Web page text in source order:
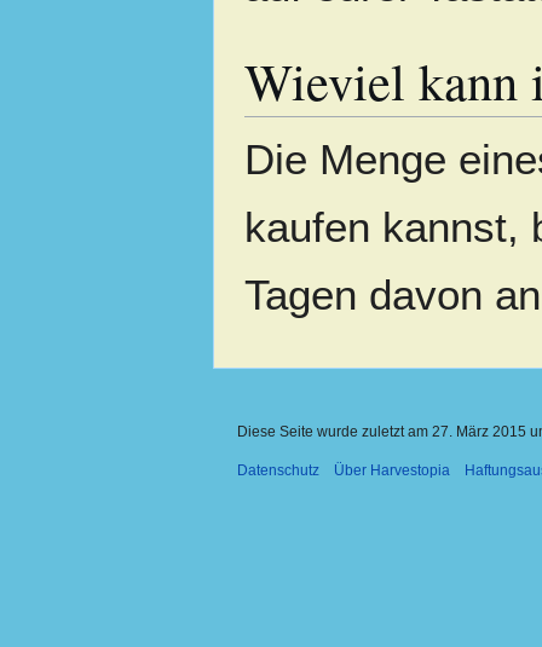
Wieviel kann
Die Menge
kaufen kannst,
Tagen davon
Diese Seite wurde zuletzt am 27. März 2015
Datenschutz Über Harvestopia